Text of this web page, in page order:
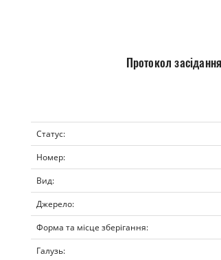
Протокол
Статус:
Номер:
Вид:
Джерело:
Форма та місце зберігання:
Галузь: